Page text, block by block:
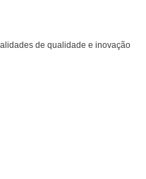
de qualidade e inovação